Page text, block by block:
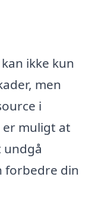
ikke kun
men
i
muligt at
forbedre din